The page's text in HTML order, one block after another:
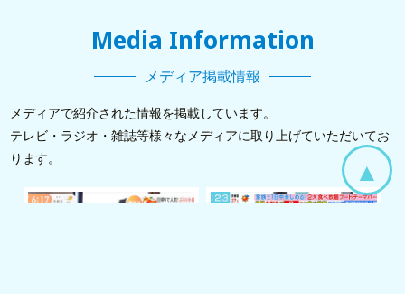
Media Information
メディア掲載情報
メディアで紹介された情報を掲載しています。
テレビ・ラジオ・雑誌等様々なメディアに取り上げていただいてお
ります。